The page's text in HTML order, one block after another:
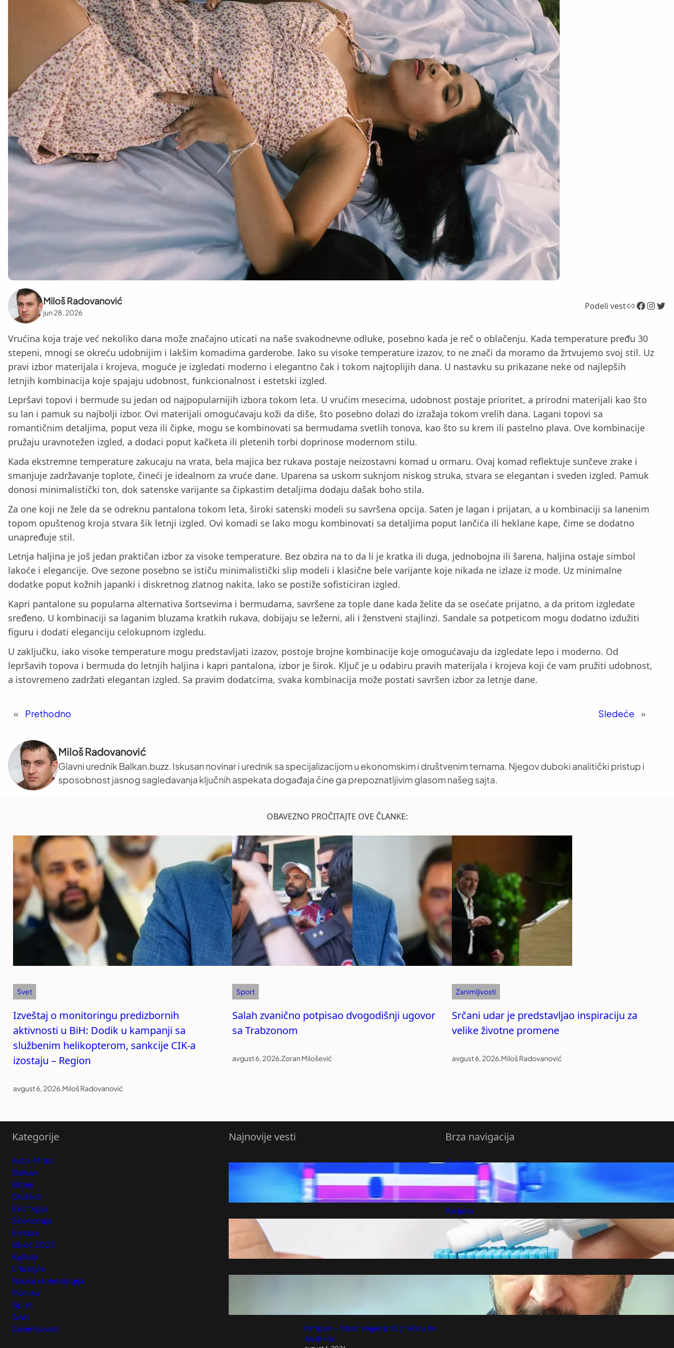
Miloš Radovanović
jun 28, 2026
Podeli vestLink Facebook InstagramTwitter
Vrućina koja traje već nekoliko dana može značajno uticati na naše svakodnevne odluke, posebno kada je reč o oblačenju. Kada temperature pređu 30
stepeni, mnogi se okreću udobnijim i lakšim komadima garderobe. Iako su visoke temperature izazov, to ne znači da moramo da žrtvujemo svoj stil. Uz
pravi izbor materijala i krojeva, moguće je izgledati moderno i elegantno čak i tokom najtoplijih dana. U nastavku su prikazane neke od najlepših
letnjih kombinacija koje spajaju udobnost, funkcionalnost i estetski izgled.
Lepršavi topovi i bermude su jedan od najpopularnijih izbora tokom leta. U vrućim mesecima, udobnost postaje prioritet, a prirodni materijali kao što
su lan i pamuk su najbolji izbor. Ovi materijali omogućavaju koži da diše, što posebno dolazi do izražaja tokom vrelih dana. Lagani topovi sa
romantičnim detaljima, poput veza ili čipke, mogu se kombinovati sa bermudama svetlih tonova, kao što su krem ili pastelno plava. Ove kombinacije
pružaju uravnotežen izgled, a dodaci poput kačketa ili pletenih torbi doprinose modernom stilu.
Kada ekstremne temperature zakucaju na vrata, bela majica bez rukava postaje neizostavni komad u ormaru. Ovaj komad reflektuje sunčeve zrake i
smanjuje zadržavanje toplote, čineći je idealnom za vruće dane. Uparena sa uskom suknjom niskog struka, stvara se elegantan i sveden izgled. Pamuk
donosi minimalistički ton, dok satenske varijante sa čipkastim detaljima dodaju dašak boho stila.
Za one koji ne žele da se odreknu pantalona tokom leta, široki satenski modeli su savršena opcija. Saten je lagan i prijatan, a u kombinaciji sa lanenim
topom opuštenog kroja stvara šik letnji izgled. Ovi komadi se lako mogu kombinovati sa detaljima poput lančića ili heklane kape, čime se dodatno
unapređuje stil.
Letnja haljina je još jedan praktičan izbor za visoke temperature. Bez obzira na to da li je kratka ili duga, jednobojna ili šarena, haljina ostaje simbol
lakoće i elegancije. Ove sezone posebno se ističu minimalistički slip modeli i klasične bele varijante koje nikada ne izlaze iz mode. Uz minimalne
dodatke poput kožnih japanki i diskretnog zlatnog nakita, lako se postiže sofisticiran izgled.
Kapri pantalone su popularna alternativa šortsevima i bermudama, savršene za tople dane kada želite da se osećate prijatno, a da pritom izgledate
sređeno. U kombinaciji sa laganim bluzama kratkih rukava, dobijaju se ležerni, ali i ženstveni stajlinzi. Sandale sa potpeticom mogu dodatno izdužiti
figuru i dodati eleganciju celokupnom izgledu.
U zaključku, iako visoke temperature mogu predstavljati izazov, postoje brojne kombinacije koje omogućavaju da izgledate lepo i moderno. Od
lepršavih topova i bermuda do letnjih haljina i kapri pantalona, izbor je širok. Ključ je u odabiru pravih materijala i krojeva koji će vam pružiti udobnost,
a istovremeno zadržati elegantan izgled. Sa pravim dodatcima, svaka kombinacija može postati savršen izbor za letnje dane.
« Prethodno Sledeće »
Miloš Radovanović
Glavni urednik Balkan.buzz. Iskusan novinar i urednik sa specijalizacijom u ekonomskim i društvenim temama. Njegov duboki analitički pristup i
sposobnost jasnog sagledavanja ključnih aspekata događaja čine ga prepoznatljivim glasom našeg sajta.
OBAVEZNO PROČITAJTE OVE ČLANKE:
Svet
Izveštaj o monitoringu predizbornih
aktivnosti u BiH: Dodik u kampanji sa
službenim helikopterom, sankcije CIK-a
izostaju – Region
avgust 6, 2026.Miloš Radovanović
Sport
Salah zvanično potpisao dvogodišnji ugovor
sa Trabzonom
avgust 6, 2026.Zoran Milošević
Zanimljivosti
Srčani udar je predstavljao inspiraciju za
velike životne promene
avgust 6, 2026.Miloš Radovanović
Kategorije
Auto-Moto
Balkan
Biznis
Društvo
Ekologija
Ekonomija
Evropa
Izbori 2023
Kultura
Lifestyle
Nauka i tehnologija
Politika
Sport
Svet
Zanimljivosti
Najnovije vesti
Državljanin Srbije izazvao saobraćajnu
nesreću u Ulcinju, u kojoj je jedna osoba
poginula – Region
avgust 6, 2026
Partizan – Tobol: Valjak traži prečicu do
Madrida!
Brza navigacija
O nama
Predloži Vest
Pretplatite se na vesti
Karijera
Marketing
Kontakt